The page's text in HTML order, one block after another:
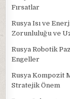
Fırsatlar
Rusya Isı ve
Zorunluluğu ve
Rusya Robotik
Engeller
Rusya Kompozit
Stratejik Önem